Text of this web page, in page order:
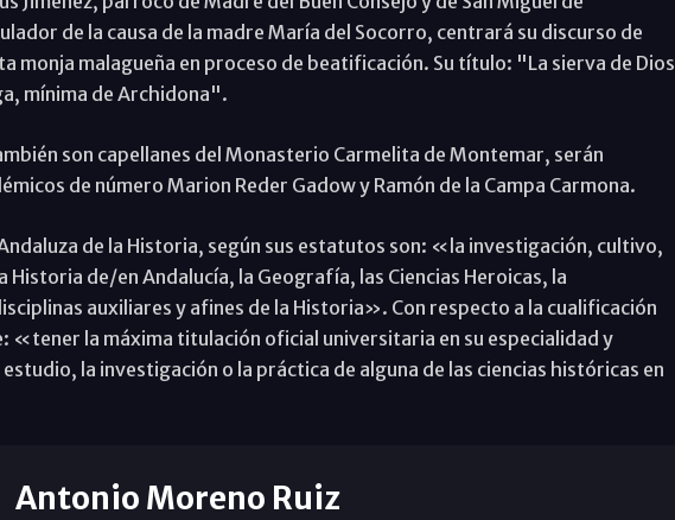
de la causa de la madre María del Socorro, centrará su discurso de
monja malagueña en proceso de beatificación. Su título: "La sierva de Dios
mínima de Archidona".
son capellanes del Monasterio Carmelita de Montemar, serán
de número Marion Reder Gadow y Ramón de la Campa Carmona.
de la Historia, según sus estatutos son: «la investigación, cultivo,
Historia de/en Andalucía, la Geografía, las Ciencias Heroicas, la
auxiliares y afines de la Historia». Con respecto a la cualificación
«tener la máxima titulación oficial universitaria en su especialidad y
la investigación o la práctica de alguna de las ciencias históricas en
Antonio Moreno Ruiz